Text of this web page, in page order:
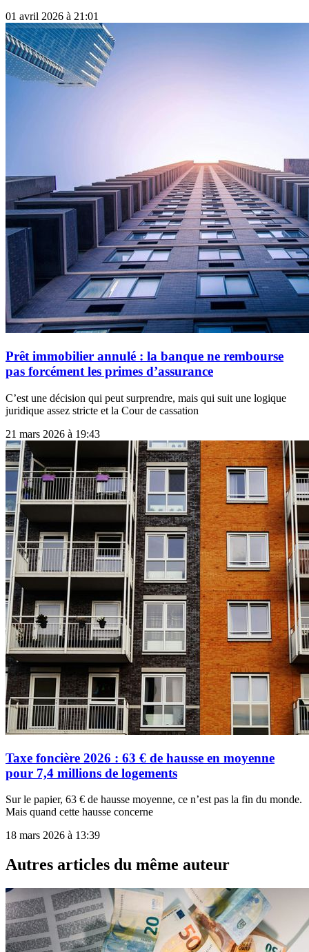
01 avril 2026 à 21:01
Prêt immobilier annulé : la banque ne rembourse
pas forcément les primes d’assurance
C’est une décision qui peut surprendre, mais qui suit une logique
juridique assez stricte et la Cour de cassation
21 mars 2026 à 19:43
Taxe foncière 2026 : 63 € de hausse en moyenne
pour 7,4 millions de logements
Sur le papier, 63 € de hausse moyenne, ce n’est pas la fin du monde.
Mais quand cette hausse concerne
18 mars 2026 à 13:39
Autres articles du même auteur